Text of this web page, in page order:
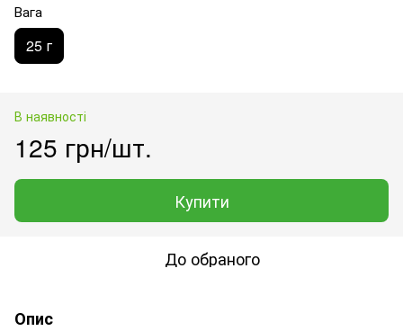
Вага
25 г
В наявності
125 грн/шт.
Купити
До обраного
Опис